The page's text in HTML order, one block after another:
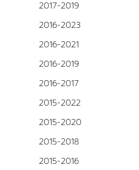
2017-2019
2016-2023
2016-2021
2016-2019
2016-2017
2015-2022
2015-2020
2015-2018
2015-2016